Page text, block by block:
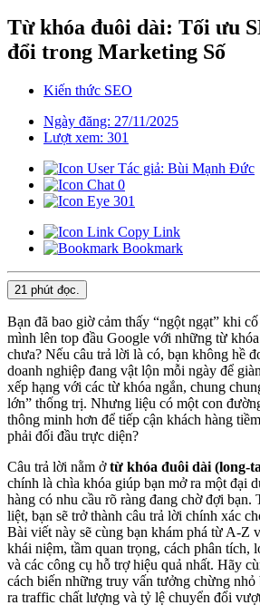
Từ khóa đuôi dài: Tối ưu
đổi trong Marketing Số
Kiến thức SEO
Ngày đăng: 27/11/2025
Lượt xem: 301
Tác giả: Bùi Mạnh Đức
0
301
Copy Link
Bookmark
21 phút đọc.
Bạn đã bao giờ cảm thấy “ngột ngạt” khi
mình lên top đầu Google với những từ
chưa? Nếu câu trả lời là có, bạn không hề
doanh nghiệp đang vật lộn mỗi ngày để
xếp hạng với các từ khóa ngắn, chung
lớn” thống trị. Nhưng liệu có một con
thông minh hơn để tiếp cận khách hàng
phải đối đầu trực diện?
Câu trả lời nằm ởtừ khóa đuôi dài (long-
chính là chìa khóa giúp bạn mở ra một đại
hàng có nhu cầu rõ ràng đang chờ đợi bạn.
liệt, bạn sẽ trở thành câu trả lời chính xác
Bài viết này sẽ cùng bạn khám phá từ A-Z
khái niệm, tầm quan trọng, cách phân tích,
và các công cụ hỗ trợ hiệu quả nhất. Hãy
cách biến những truy vấn tưởng chừng nhỏ
ra traffic chất lượng và tỷ lệ chuyển đổi